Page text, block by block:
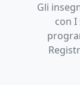
Gli
con